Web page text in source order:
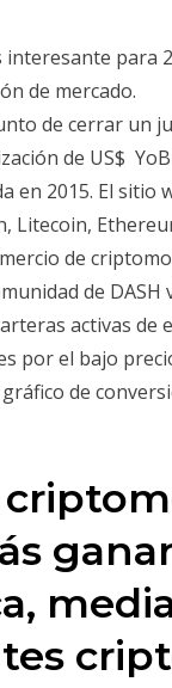
para
de mercado.
de cerrar un
de US$
2015. El sitio
de
de
activas de
por el bajo
de